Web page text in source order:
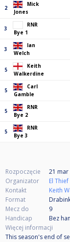
2
Mick
Jones
3
RNR
Bye 1
3
Ian
Welch
5
Keith
Walkerdine
5
Carl
Gamble
5
RNR
Bye 2
5
RNR
Bye 3
Rozpoczęcie
21 mar
Organizator
El
Kontakt
Keith
Format
Mecz do
9
Handicap
Bez
Więcej informacji
This season's end of